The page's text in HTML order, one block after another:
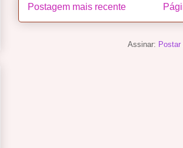
Postagem mais recente
Assinar: Postar